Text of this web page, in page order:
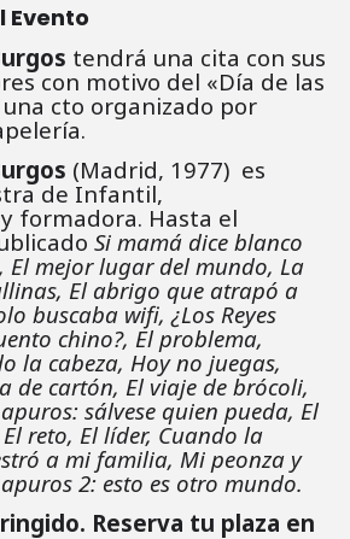
Evento
tendrá una cita con sus
con motivo del «Día de las
cto organizado por
(Madrid, 1977) es
de Infantil,
formadora. Hasta el
Si mamá dice blanco
El mejor lugar del mundo, La
El abrigo que atrapó a
buscaba wifi, ¿Los Reyes
chino?, El problema,
la cabeza, Hoy no juegas,
de cartón, El viaje de brócoli,
sálvese quien pueda, El
reto, El líder, Cuando la
a mi familia, Mi peonza y
2: esto es otro mundo.
Reserva tu plaza en